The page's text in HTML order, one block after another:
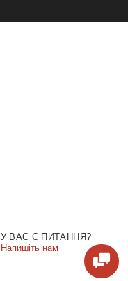
У ВАС Є ПИТАННЯ?
Напишіть нам